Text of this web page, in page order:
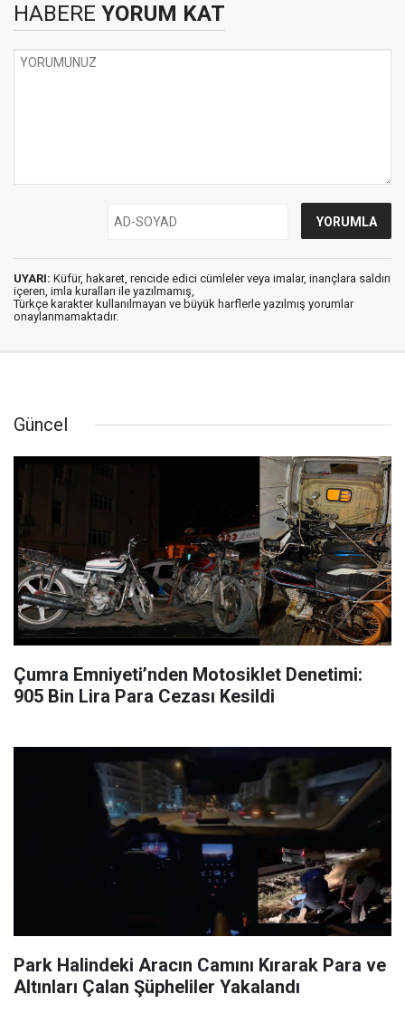
HABERE YORUM KAT
UYARI: Küfür, hakaret, rencide edici cümleler veya imalar, inançlara saldırı
içeren, imla kuralları ile yazılmamış,
Türkçe karakter kullanılmayan ve büyük harflerle yazılmış yorumlar
onaylanmamaktadır.
Güncel
Çumra Emniyeti’nden Motosiklet Denetimi:
905 Bin Lira Para Cezası Kesildi
Park Halindeki Aracın Camını Kırarak Para ve
Altınları Çalan Şüpheliler Yakalandı